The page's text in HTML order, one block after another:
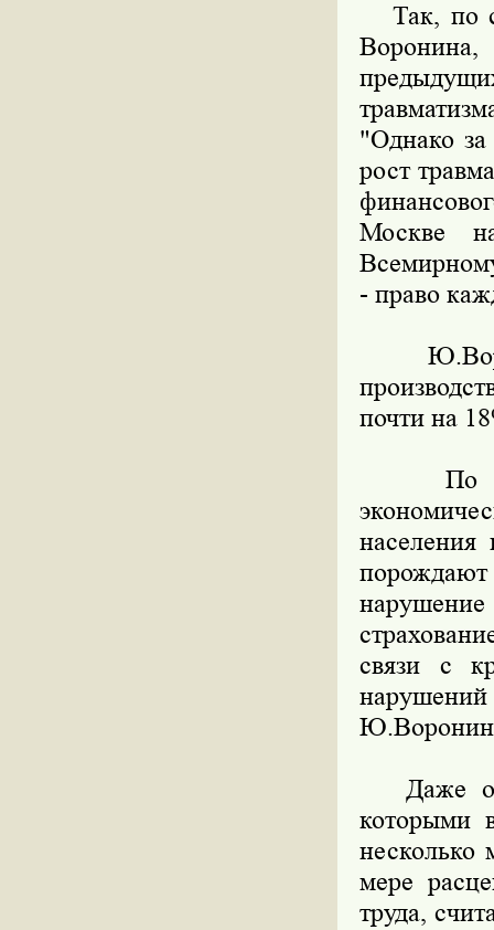
Так, по
Воронина,
"Однако за
рост
Москве
- право
почти на
По
населения
порождают
связи с
Даже
которыми
несколько
мере
труда,